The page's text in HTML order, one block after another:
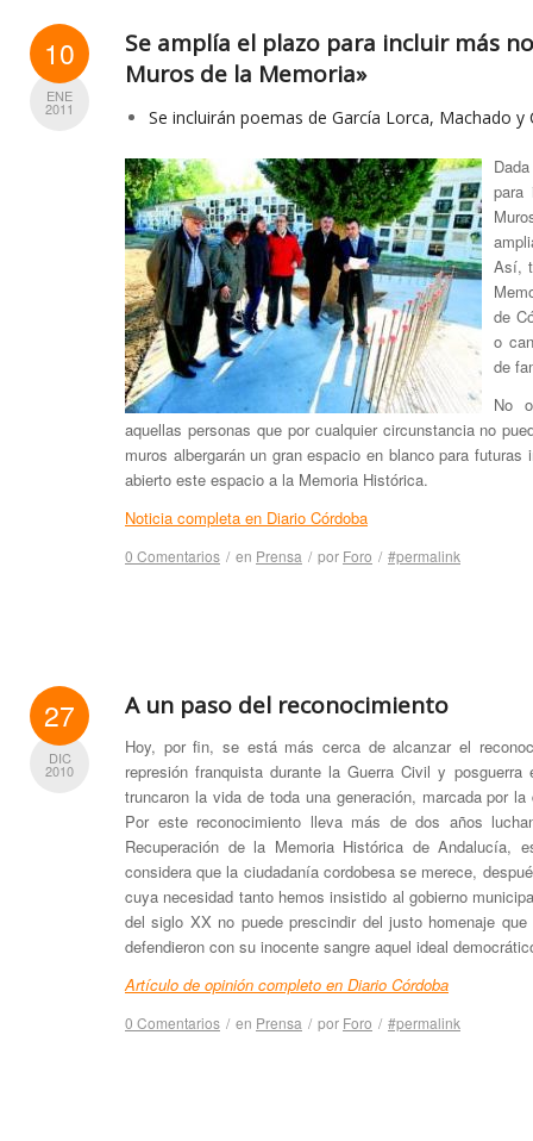
10
ENE
2011
Se amplía el plazo para incluir más
Muros de la Memoria»
Se incluirán poemas de García Lorca, Machado y
para
Así,
de
o
de
No
aquellas personas que por cualquier circunstancia no
muros albergarán un gran espacio en blanco para
abierto este espacio a la Memoria Histórica.
Noticia completa en Diario Córdoba
0 Comentarios / en Prensa / por Foro / #permalink
27
DIC
2010
A un paso del reconocimiento
Hoy, por fin, se está más cerca de alcanzar el
represión franquista durante la Guerra Civil y
truncaron la vida de toda una generación, marcada por
Por este reconocimiento lleva más de dos años
Recuperación de la Memoria Histórica de Andalucía,
considera que la ciudadanía cordobesa se merece,
cuya necesidad tanto hemos insistido al gobierno
del siglo XX no puede prescindir del justo homenaje
defendieron con su inocente sangre aquel ideal
Artículo de opinión completo en Diario Córdoba
0 Comentarios / en Prensa / por Foro / #permalink